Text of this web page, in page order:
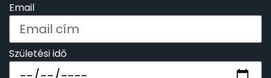
Email
Születési idő